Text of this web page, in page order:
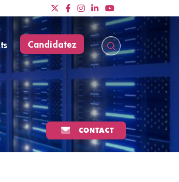
Candidatez
CONTACT